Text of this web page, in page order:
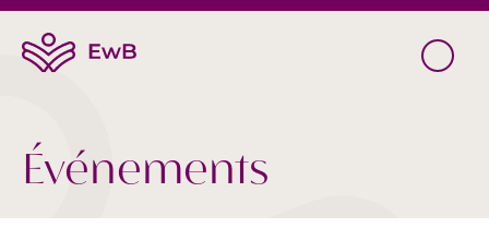
Événements